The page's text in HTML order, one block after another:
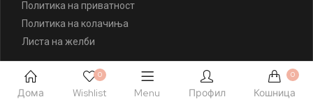
Политика на приватност
Политика на колачиња
Листа на желби
Контактирајте Нè
Дома
0
Wishlist Menu Профил
0
Кошница